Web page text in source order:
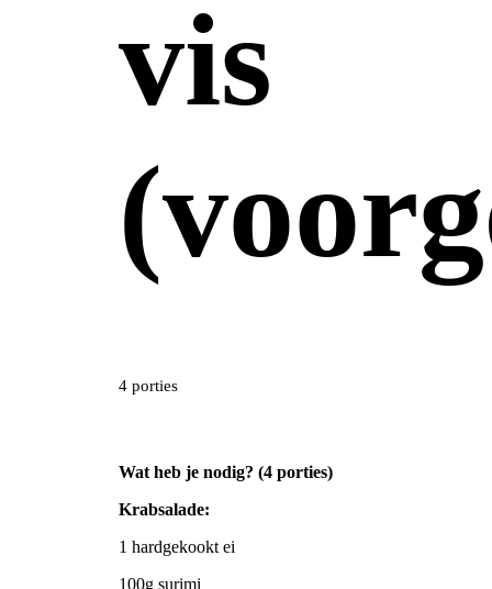
vis
4 porties
Wat heb je nodig? (4 porties)
Krabsalade:
1 hardgekookt ei
100g surimi